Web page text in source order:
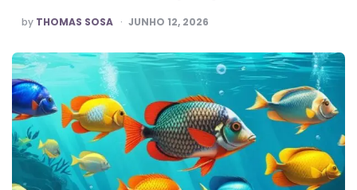
POSTED
BY
by THOMAS SOSA JUNHO 12, 2026